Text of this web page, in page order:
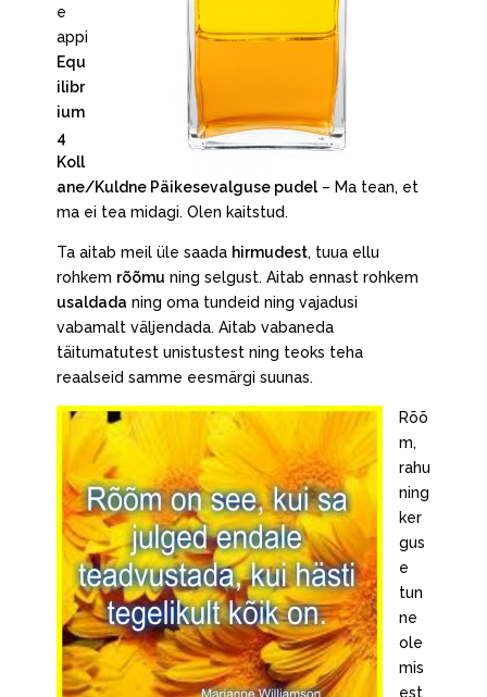
e
appi
Equ
ilibr
ium
4
Koll
ane/Kuldne Päikesevalguse pudel– Ma tean, et
ma ei tea midagi. Olen kaitstud.
Ta aitab meil üle saada hirmudest, tuua ellu
rohkem rõõmu ning selgust. Aitab ennast rohkem
usaldada ning oma tundeid ning vajadusi
vabamalt väljendada. Aitab vabaneda
täitumatutest unistustest ning teoks teha
reaalseid samme eesmärgi suunas.
Rõõ
m,
rahu
ning
ker
gus
e
tun
ne
ole
mis
est